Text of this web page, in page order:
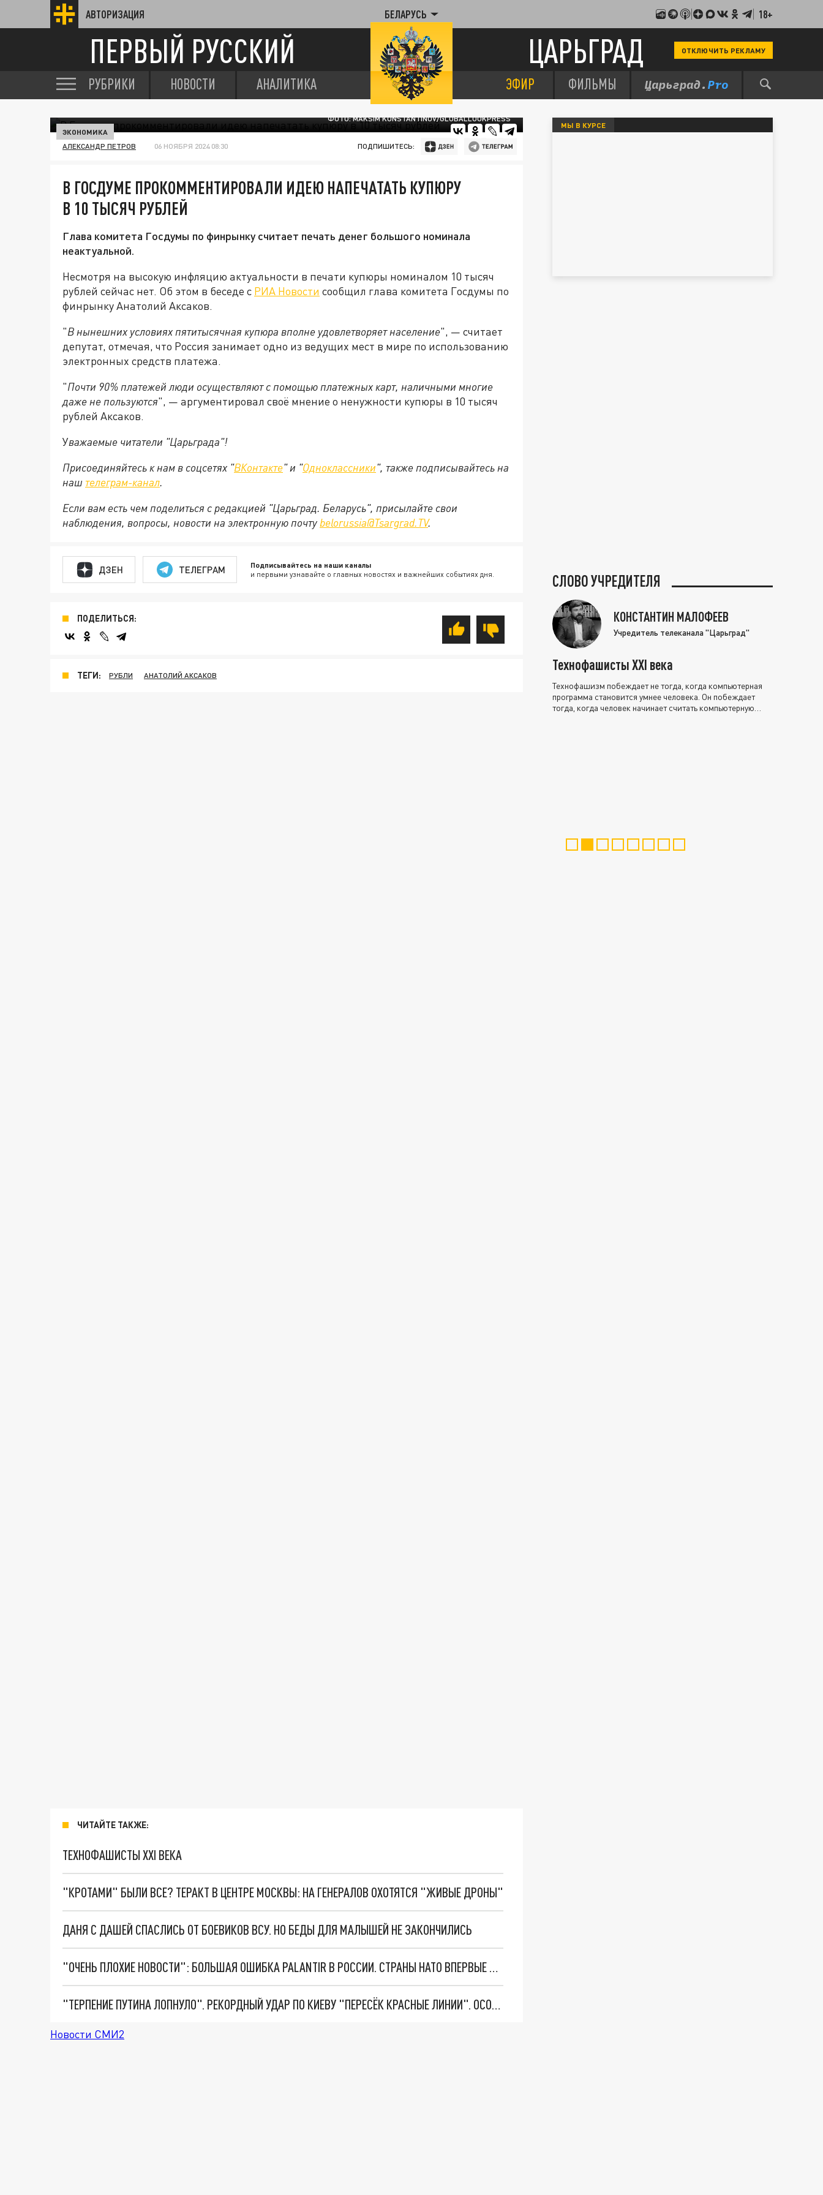
АВТОРИЗАЦИЯ БЕЛАРУСЬ 18+
ПЕРВЫЙ РУССКИЙ ЦАРЬГРАД ОТКЛЮЧИТЬ РЕКЛАМУ
РУБРИКИ НОВОСТИ АНАЛИТИКА ЭФИР ФИЛЬМЫ
ФОТО: MAKSIM KONSTANTINOV/GLOBALLOOKPRESS
ЭКОНОМИКА
АЛЕКСАНДР ПЕТРОВ 06 НОЯБРЯ 2024 08:30 ПОДПИШИТЕСЬ:
В ГОСДУМЕ ПРОКОММЕНТИРОВАЛИ ИДЕЮ НАПЕЧАТАТЬ КУПЮРУ
В 10 ТЫСЯЧ РУБЛЕЙ
Глава комитета Госдумы по финрынку считает печать денег большого номинала
неактуальной.
Несмотря на высокую инфляцию актуальности в печати купюры номиналом 10 тысяч
рублей сейчас нет. Об этом в беседе с РИА Новости сообщил глава комитета Госдумы по
финрынку Анатолий Аксаков.
"В нынешних условиях пятитысячная купюра вполне удовлетворяет население", — считает
депутат, отмечая, что Россия занимает одно из ведущих мест в мире по использованию
электронных средств платежа.
"Почти 90% платежей люди осуществляют с помощью платежных карт, наличными многие
даже не пользуются", — аргументировал своё мнение о ненужности купюры в 10 тысяч
рублей Аксаков.
Уважаемые читатели "Царьграда"!
Присоединяйтесь к нам в соцсетях "ВКонтакте" и "Одноклассники", также подписывайтесь на
наш телеграм-канал.
Если вам есть чем поделиться с редакцией "Царьград. Беларусь", присылайте свои
наблюдения, вопросы, новости на электронную почту belorussia@Tsargrad.TV.
ДЗЕН ТЕЛЕГРАМ Подписывайтесь на наши каналы
и первыми узнавайте о главных новостях и важнейших событиях дня.
ПОДЕЛИТЬСЯ:
ТЕГИ: РУБЛИ АНАТОЛИЙ АКСАКОВ
ЧИТАЙТЕ ТАКЖЕ:
ТЕХНОФАШИСТЫ XXI ВЕКА
"КРОТАМИ" БЫЛИ ВСЕ? ТЕРАКТ В ЦЕНТРЕ МОСКВЫ: НА ГЕНЕРАЛОВ ОХОТЯТСЯ "ЖИВЫЕ ДРОНЫ"
ДАНЯ С ДАШЕЙ СПАСЛИСЬ ОТ БОЕВИКОВ ВСУ. НО БЕДЫ ДЛЯ МАЛЫШЕЙ НЕ ЗАКОНЧИЛИСЬ
"ОЧЕНЬ ПЛОХИЕ НОВОСТИ": БОЛЬШАЯ ОШИБКА PALANTIR В РОССИИ. СТРАНЫ НАТО ВПЕРВЫЕ ЗА СВО ОСТАНОВИЛИ ПОСТАВКИ ОРУЖИЯ. ВСУ ТЕРЯЮТ ПРИГРАНИЧЬЕ?
"ТЕРПЕНИЕ ПУТИНА ЛОПНУЛО". РЕКОРДНЫЙ УДАР ПО КИЕВУ "ПЕРЕСЁК КРАСНЫЕ ЛИНИИ". ОСОБЫЕ СПЕЦЫ КНДР НА ЛБС? ТАЙНЫЕ ПЕРЕГОВОРЫ ЕВРОПЫ И МОСКВЫ
Новости СМИ2
МЫ В КУРСЕ
СЛОВО УЧРЕДИТЕЛЯ
КОНСТАНТИН МАЛОФЕЕВ
Учредитель телеканала "Царьград"
Технофашисты XXI века
Технофашизм побеждает не тогда, когда компьютерная
программа становится умнее человека. Он побеждает
тогда, когда человек начинает считать компьютерную